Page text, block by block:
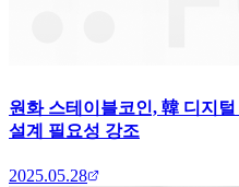
원화 스테이블코인, 韓 디지
설계 필요성 강조
2025.05.28